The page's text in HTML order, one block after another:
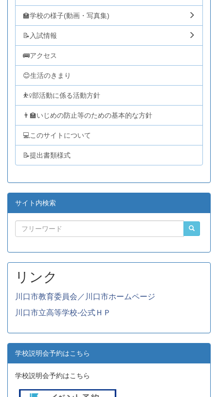
🏫学校の様子(動画・写真集)
📝入試情報
🚌アクセス
😊生活のきまり
⛹️‍♀️部活動に係る活動方針
👨‍🏫いじめの防止等のための基本的な方針
💻このサイトについて
📝提出書類様式
サイト内検索
リンク
川口市教育委員会／川口市ホームページ
川口市立高等学校-公式ＨＰ
学校説明会予約はこちら
学校説明会予約はこちら